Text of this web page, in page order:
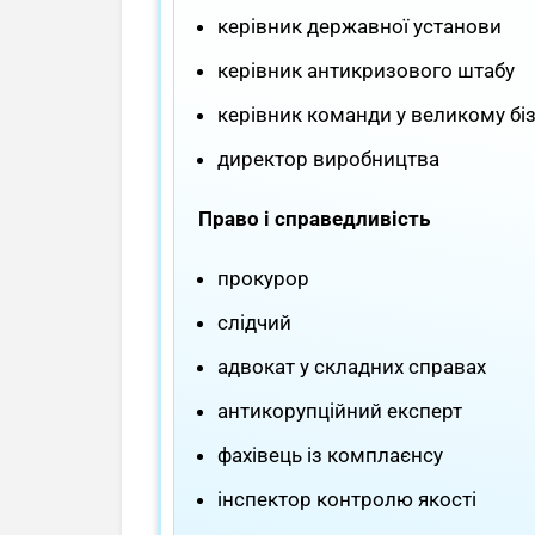
керівник державної установи
керівник антикризового штабу
керівник команди у великому
директор виробництва
Право і справедливість
прокурор
слідчий
адвокат у складних справах
антикорупційний експерт
фахівець із комплаєнсу
інспектор контролю якості